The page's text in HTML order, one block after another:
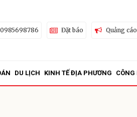
0985698786 Đặt báo Quảng cáo
DU LỊCH KINH TẾ ĐỊA PHƯƠNG CÔNG